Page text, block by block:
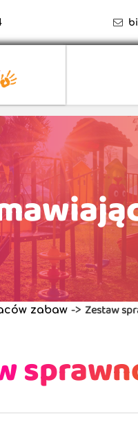
zabaw-> Zestaw